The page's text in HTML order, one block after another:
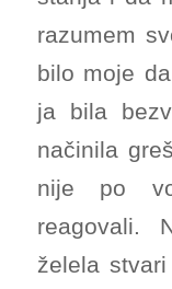
razumem
bilo moje
ja bila
načinila
nije po
reagovali.
želela